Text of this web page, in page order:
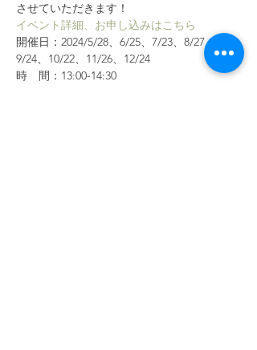
させていただきます！
イベント詳細、お申し込みはこちら
開催日：2024/5/28、6/25、7/23、8/27、
9/24、10/22、11/26、12/24
時　間：13:00-14:30